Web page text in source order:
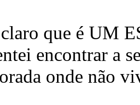
que é UM
encontrar a
onde não